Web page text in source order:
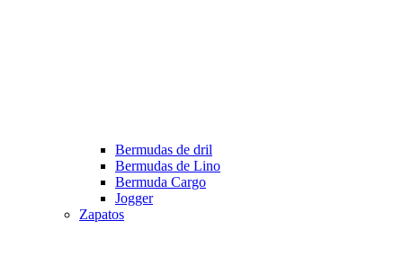
Bermudas de dril
Bermudas de Lino
Bermuda Cargo
Jogger
Zapatos